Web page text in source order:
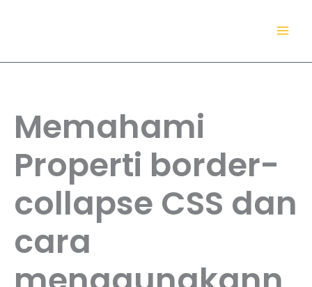
Memahami
Properti border-
collapse CSS dan
cara